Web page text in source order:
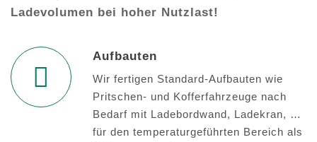
Ladevolumen bei hoher Nutzlast!
Aufbauten
Wir fertigen Standard-Aufbauten wie
Pritschen- und Kofferfahrzeuge nach
Bedarf mit Ladebordwand, Ladekran, …
für den temperaturgeführten Bereich als